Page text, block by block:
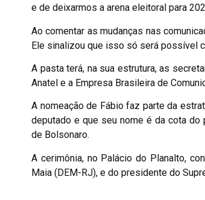
e de deixarmos a arena eleitoral para
Ao comentar as mudanças nas
Ele sinalizou que isso só será possível
A pasta terá, na sua estrutura, as
Anatel e a Empresa Brasileira de
A nomeação de Fábio faz parte da
deputado e que seu nome é da cota
de Bolsonaro.
A cerimônia, no Palácio do Planalto,
Maia (DEM-RJ), e do presidente do